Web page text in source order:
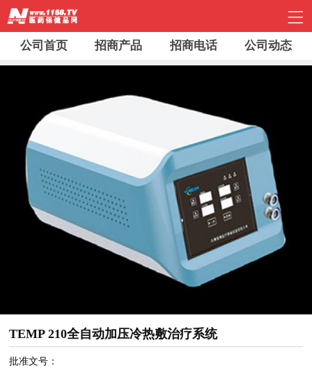
公司首页 招商产品 招商电话 公司动态
TEMP 210全自动加压冷热敷治疗系统
批准文号：